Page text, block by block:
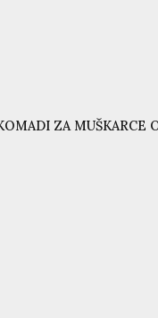
ZA MUŠKARCE